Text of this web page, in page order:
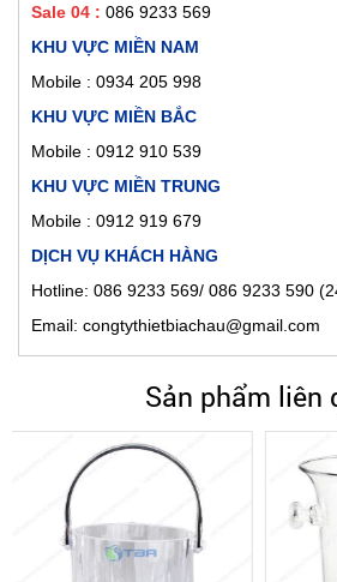
Sale 04 : 086 9233 569
KHU VỰC MIỀN NAM
Mobile : 0934 205 998
KHU VỰC MIỀN BẮC
Mobile : 0912 910 539
KHU VỰC MIỀN TRUNG
Mobile : 0912 919 679
DỊCH VỤ KHÁCH HÀNG
Hotline: 086 9233 569/ 086 9233 590
Email: congtythietbiachau@gmail.com
Sản phẩm liên